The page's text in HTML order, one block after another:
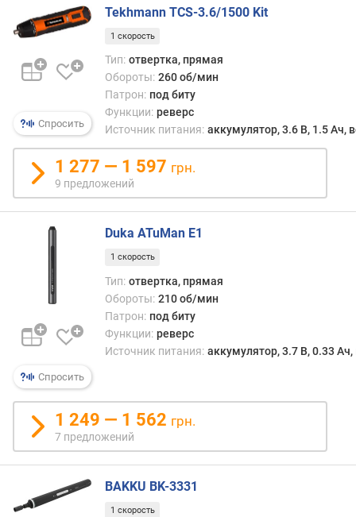
и
н
)
к
с
к
о
м
н
т
(
Н
м
)
е
Спросить
Tekhmann TCS-3.6/1500 Kit
1 скорость
Тип: отвертка, прямая
Обороты: 260 об/мин
Патрон: под биту
Функции: реверс
Источник питания: аккумулятор, 3.6 В, 1.5 Ач,
1 277 — 1 597 грн.
9 предложений
Спросить
Duka ATuMan E1
1 скорость
Тип: отвертка, прямая
Обороты: 210 об/мин
Патрон: под биту
Функции: реверс
Источник питания: аккумулятор, 3.7 В, 0.33
1 249 — 1 562 грн.
7 предложений
BAKKU BK-3331
1 скорость